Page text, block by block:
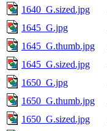
1640_G.sized.jpg
1645_G.jpg
1645_G.thumb.jpg
1645_G.sized.jpg
1650_G.jpg
1650_G.thumb.jpg
1650_G.sized.jpg